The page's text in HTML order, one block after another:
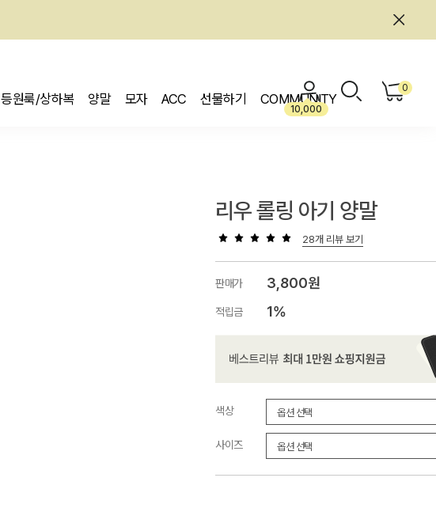
등원룩/상하복 양말 모자 ACC 선물하기 COMMUNITY
10,000
0
리우 롤링 아기 양말
28개 리뷰 보기
판매가 3,800원
적립금 1%
색상
사이즈